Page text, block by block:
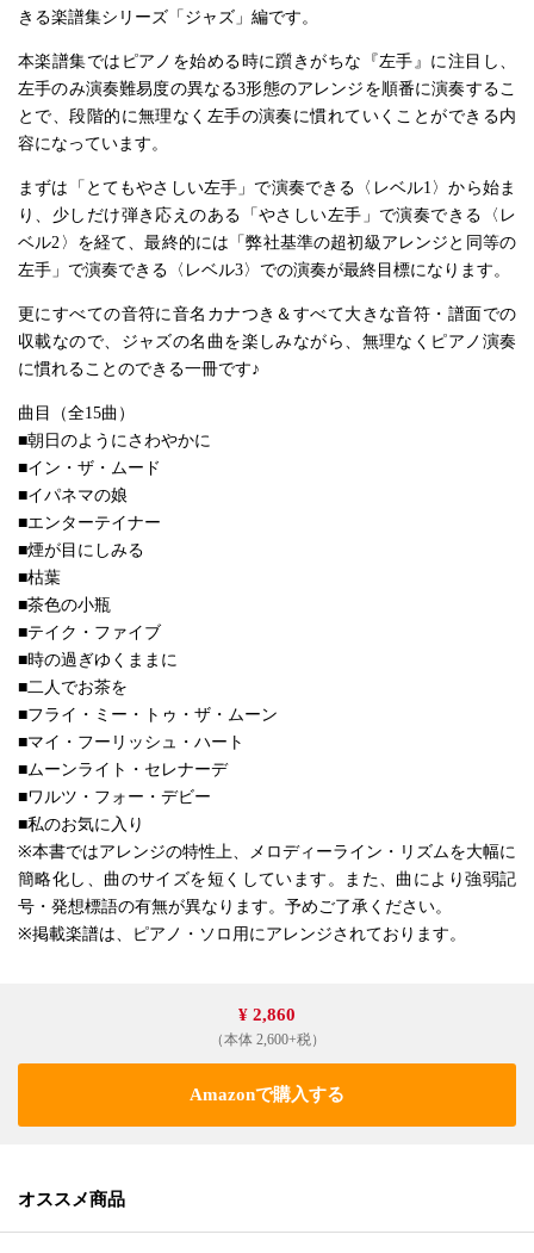
きる楽譜集シリーズ「ジャズ」編です。
本楽譜集ではピアノを始める時に躓きがちな『左手』に注目し、
左手のみ演奏難易度の異なる3形態のアレンジを順番に演奏するこ
とで、段階的に無理なく左手の演奏に慣れていくことができる内
容になっています。
まずは「とてもやさしい左手」で演奏できる〈レベル1〉から始ま
り、少しだけ弾き応えのある「やさしい左手」で演奏できる〈レ
ベル2〉を経て、最終的には「弊社基準の超初級アレンジと同等の
左手」で演奏できる〈レベル3〉での演奏が最終目標になります。
更にすべての音符に音名カナつき＆すべて大きな音符・譜面での
収載なので、ジャズの名曲を楽しみながら、無理なくピアノ演奏
に慣れることのできる一冊です♪
曲目（全15曲）
■朝日のようにさわやかに
■イン・ザ・ムード
■イパネマの娘
■エンターテイナー
■煙が目にしみる
■枯葉
■茶色の小瓶
■テイク・ファイブ
■時の過ぎゆくままに
■二人でお茶を
■フライ・ミー・トゥ・ザ・ムーン
■マイ・フーリッシュ・ハート
■ムーンライト・セレナーデ
■ワルツ・フォー・デビー
■私のお気に入り
※本書ではアレンジの特性上、メロディーライン・リズムを大幅に
簡略化し、曲のサイズを短くしています。また、曲により強弱記
号・発想標語の有無が異なります。予めご了承ください。
※掲載楽譜は、ピアノ・ソロ用にアレンジされております。
¥ 2,860
（本体 2,600+税）
Amazonで購入する
オススメ商品